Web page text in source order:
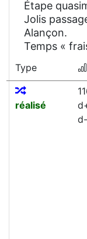
Étape
Jolis
Alançon.
Temps «
Type
réalisé